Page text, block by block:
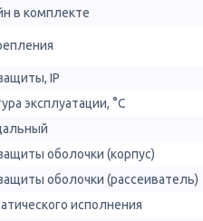
в комплекте
IP
эксплуатации, °С
оболочки (корпус)
оболочки (рассеиватель)
исполнения